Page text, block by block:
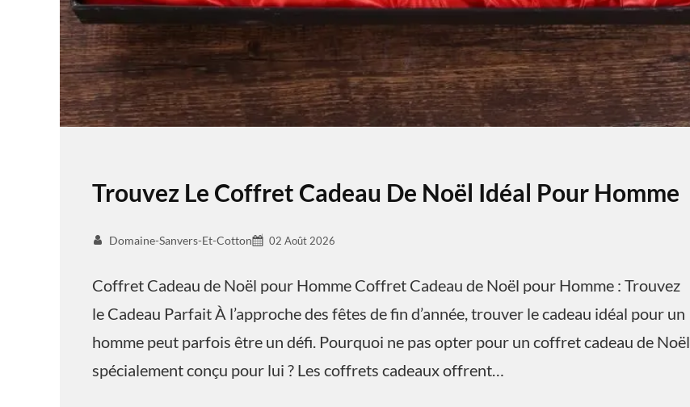
Trouvez Le Coffret Cadeau De Noël Idéal Pour Homme
Domaine-Sanvers-Et-Cotton 02 Août 2026
Coffret Cadeau de Noël pour Homme Coffret Cadeau de Noël pour Homme : Trouvez
le Cadeau Parfait À l’approche des fêtes de fin d’année, trouver le cadeau idéal pour un
homme peut parfois être un défi. Pourquoi ne pas opter pour un coffret cadeau de Noël
spécialement conçu pour lui ? Les coffrets cadeaux offrent…